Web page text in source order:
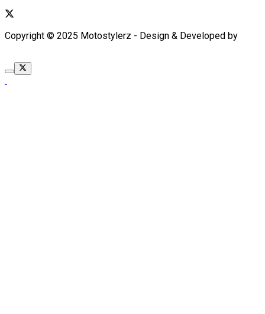
Copyright © 2025 Motostylerz - Design & Developed by